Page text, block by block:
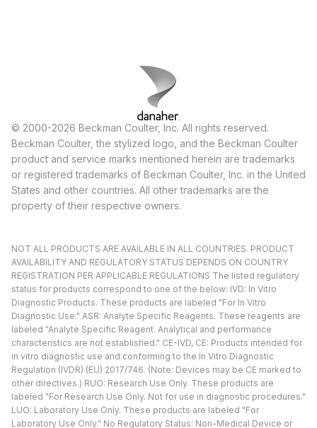
© 2000-2026 Beckman Coulter, Inc. All rights reserved.
Beckman Coulter, the stylized logo, and the Beckman Coulter
product and service marks mentioned herein are trademarks
or registered trademarks of Beckman Coulter, Inc. in the United
States and other countries. All other trademarks are the
property of their respective owners.
NOT ALL PRODUCTS ARE AVAILABLE IN ALL COUNTRIES. PRODUCT
AVAILABILITY AND REGULATORY STATUS DEPENDS ON COUNTRY
REGISTRATION PER APPLICABLE REGULATIONS The listed regulatory
status for products correspond to one of the below: IVD: In Vitro
Diagnostic Products. These products are labeled "For In Vitro
Diagnostic Use." ASR: Analyte Specific Reagents. These reagents are
labeled "Analyte Specific Reagent. Analytical and performance
characteristics are not established." CE-IVD, CE: Products intended for
in vitro diagnostic use and conforming to the In Vitro Diagnostic
Regulation (IVDR) (EU) 2017/746. (Note: Devices may be CE marked to
other directives.) RUO: Research Use Only. These products are
labeled "For Research Use Only. Not for use in diagnostic procedures."
LUO: Laboratory Use Only. These products are labeled "For
Laboratory Use Only." No Regulatory Status: Non-Medical Device or